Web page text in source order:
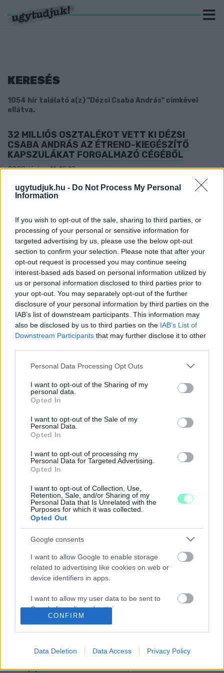
ugytudjuk.hu - Do Not Process My Personal
Information
If you wish to opt-out of the sale, sharing to third parties, or
processing of your personal or sensitive information for
targeted advertising by us, please use the below opt-out
section to confirm your selection. Please note that after your
opt-out request is processed you may continue seeing
interest-based ads based on personal information utilized by
us or personal information disclosed to third parties prior to
your opt-out. You may separately opt-out of the further
disclosure of your personal information by third parties on the
IAB’s list of downstream participants. This information may
also be disclosed by us to third parties on the IAB’s List of
Downstream Participants that may further disclose it to other
Please note that this website/app uses one or more Google
not limited to your visit or usage behaviour. You may click to
grant or deny consent to Google and its third-party tags to
use your data for below specified purposes in below Google
consent section.
Personal Data Processing Opt Outs
I want to opt-out of the Sharing of my
personal data.
Opted In
I want to opt-out of the Sale of my
Personal Data.
Opted In
I want to opt-out of processing my
Personal Data for Targeted Advertising.
Opted In
I want to opt-out of Collection, Use,
Retention, Sale, and/or Sharing of my
Personal Data that Is Unrelated with the
Purposes for which it was collected.
Opted Out
Google consents
I want to allow Google to enable storage
related to advertising like cookies on web or
device identifiers in apps.
I want to allow my user data to be sent to
Google for online advertising purposes.
related to analytics like cookies on web or
CONFIRM
Data Deletion Data Access Privacy Policy
KERESÉS
1054 hír találató a(z) "Dézsi Csaba András" cimkével
ellátva.
32 MILLIÓS OSZTALÉKOT VETT KI DÉZSI
CSABA ANDRÁS AZ ÉTREND-KIEGÉSZÍTŐ
KAPSZULÁKAT FORGALMAZÓ CÉGÉBŐL
2020. június. 11. 18:18
KÍVÁNSÁG GYEREKNAPON: A GYŐRI
2020. június. 03. 05:42
Puskát és papagájt mutatott Rodrigónak Dézsi Csaba András.
100 MILLIÓ FORINTTAL TÁMOGATTA AZ AUDI A
KORONAVÍRUS ELLEN HARCOLÓ GYŐRIEKET
2020. május. 29. 17:37
Az adományt hat egészségügyi és szociális intézmény kapta.
ILLEGÁLIS SZEMÉTTELEP A TŰZ UTCÁBAN:
FOLYAMATBAN VAN A HATÓSÁGI ELJÁRÁS
GYŐRBEN
2020. május. 27. 17:59
GYŐR FIDESZES POLGÁRMESTERE ÉS GYŐR
KORMÁNYKÖZELI NAPILAPJA ISMÉT
CSÖRTÉBEN VAN EGYMÁSSAL
2020. május. 27. 14:43
A Kisalföld a színház elbontását kritizáló cikket szemlézett, a
polgármester pedig a szerdai címlapot kérte számon.
ZÉRÓ TOLERANCIÁT HIRDETETT
SZEMÉTÜGYBEN A GYŐRI POLGÁRMESTER
2020. május. 21. 11:59
Ötvenezres bírság jár annak, aki szemetet hagy a szelektív
szigetek mellett.
PÉNTEKTŐL ÚJRANYITNAK A GYŐRI
JÁTSZÓTEREK
2020. május. 14. 16:10
A játszótereket hetente fertőtlenítik mostantól, a vizes
A GYŐRI POLGÁRMESTER LEVÁLTOTTA A
FŐÉPÍTÉSZT
2020. május. 13. 09:54
Révi Zsoltot Gyimóthy Ákos váltja a főépítészi pozícióban
személycserével egyidőben.
ÖT MEGVÁLASZOLÁSRA VÁRÓ KÉRDÉS A GYŐRI
SZÍNHÁZ LEBONTÁSA KAPCSÁN
Tényleg ilyen rossz állatpotban van a színház épülete? Tényleg
nem nyírja a ki a belvárost? Öt kérdés, amit a társadalmi